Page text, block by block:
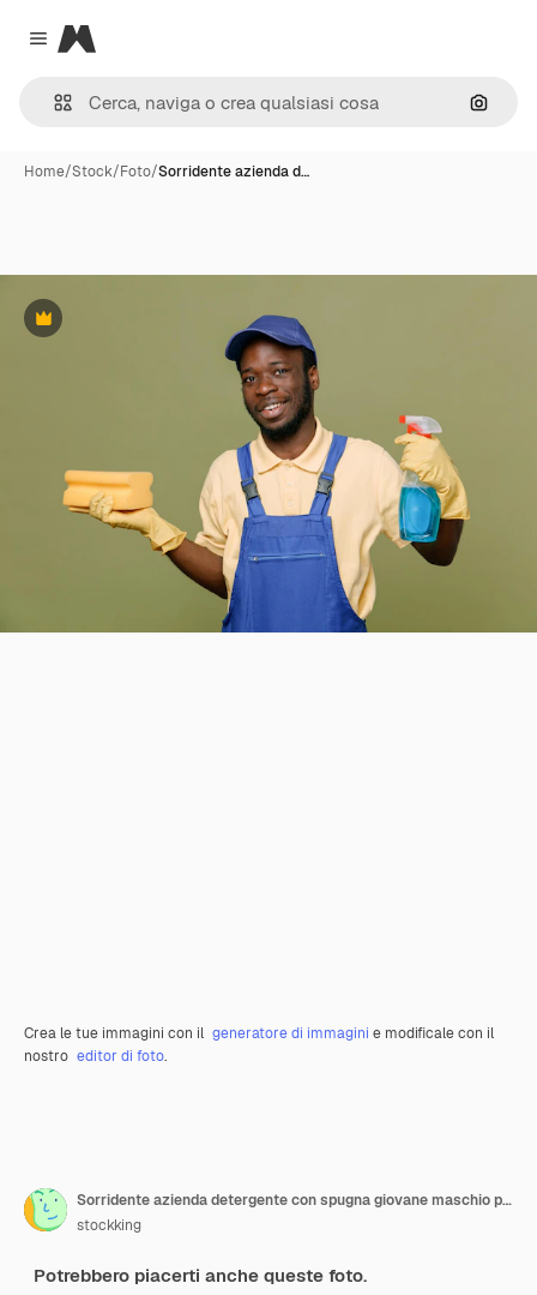
Close menu
Magnific
Cerca
Home/Stock/Foto/Sorridente azienda d…
Premium
Crea le tue immagini con il generatore di immagini e modificale con il
nostro editor di foto.
Sorridente azienda detergente con spugna giovane maschio pulitore afroamericano in uniforme con guanti isolati su sfondo verde
stockking
Potrebbero piacerti anche queste foto.